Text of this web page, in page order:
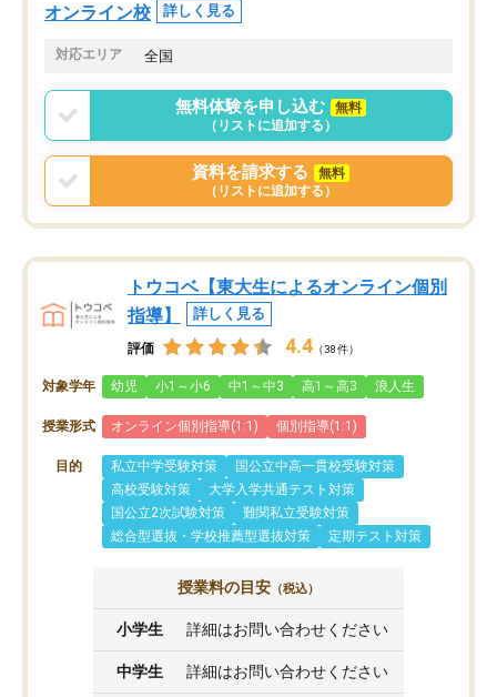
オンライン校 詳しく見る
対応エリア 全国
無料体験を申し込む
無料
（リストに追加する）
資料を請求する
無料
（リストに追加する）
トウコベ【東大生によるオンライン個別
指導】
詳しく見る
評価 4.4 （38件）
対象学年 幼児 小1～小6 中1～中3 高1～高3 浪人生
授業形式 オンライン個別指導(1:1) 個別指導(1:1)
目的 私立中学受験対策
国公立中高一貫校受験対策
高校受験対策
大学入学共通テスト対策
国公立2次試験対策
難関私立受験対策
総合型選抜・学校推薦型選抜対策
定期テスト対策
授業料の目安 （税込）
小学生 詳細はお問い合わせください
中学生 詳細はお問い合わせください